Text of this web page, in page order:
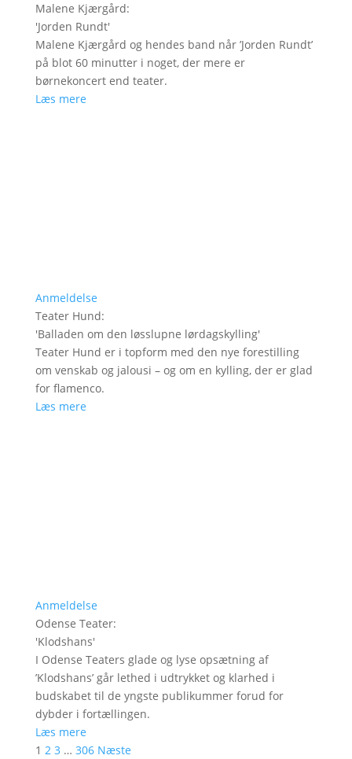
Malene Kjærgård:
'Jorden Rundt'
Malene Kjærgård og hendes band når ’Jorden Rundt’
på blot 60 minutter i noget, der mere er
børnekoncert end teater.
Læs mere
Anmeldelse
Teater Hund:
'Balladen om den løsslupne lørdagskylling'
Teater Hund er i topform med den nye forestilling
om venskab og jalousi – og om en kylling, der er glad
for flamenco.
Læs mere
Anmeldelse
Odense Teater:
'Klodshans'
I Odense Teaters glade og lyse opsætning af
’Klodshans’ går lethed i udtrykket og klarhed i
budskabet til de yngste publikummer forud for
dybder i fortællingen.
Læs mere
1 2 3 … 306 Næste